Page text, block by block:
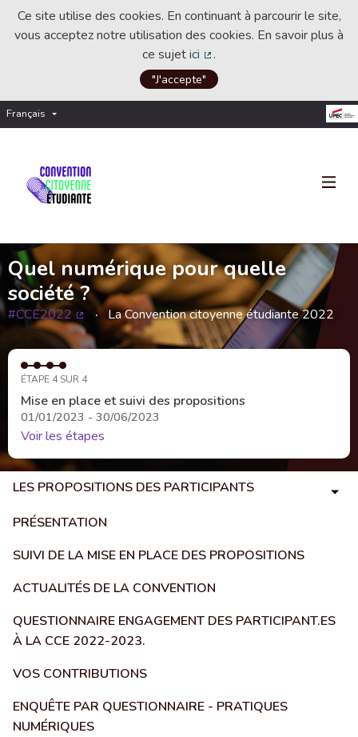
Ce site utilise des cookies. En continuant à parcourir le site,
vous acceptez notre utilisation des cookies. En savoir plus à
ce sujetici
(Lien externe)
.
"J'accepte"
Français Choisir la langue
Quel numérique pour quelle
société ?
#CCE2022
(Lien externe)
La Convention citoyenne étudiante 2022
ÉTAPE 4 SUR 4
Mise en place et suivi des propositions
01/01/2023 - 30/06/2023
Voir les étapes
LES PROPOSITIONS DES PARTICIPANTS
PRÉSENTATION
SUIVI DE LA MISE EN PLACE DES PROPOSITIONS
ACTUALITÉS DE LA CONVENTION
QUESTIONNAIRE ENGAGEMENT DES PARTICIPANT.ES
À LA CCE 2022-2023.
VOS CONTRIBUTIONS
ENQUÊTE PAR QUESTIONNAIRE - PRATIQUES
NUMÉRIQUES